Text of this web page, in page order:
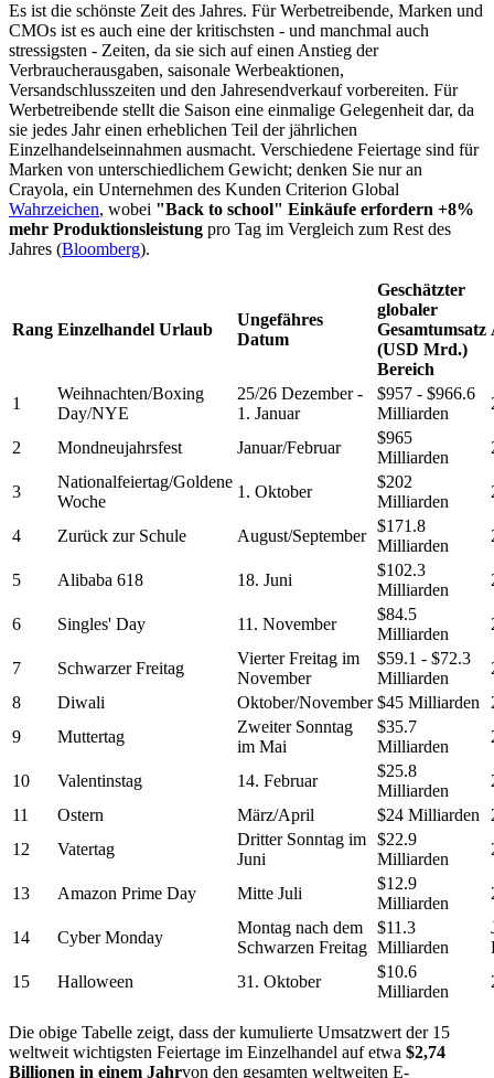
Es ist die schönste Zeit des Jahres. Für Werbetreibende, Marken und
CMOs ist es auch eine der kritischsten - und manchmal auch
stressigsten - Zeiten, da sie sich auf einen Anstieg der
Verbraucherausgaben, saisonale Werbeaktionen,
Versandschlusszeiten und den Jahresendverkauf vorbereiten. Für
Werbetreibende stellt die Saison eine einmalige Gelegenheit dar, da
sie jedes Jahr einen erheblichen Teil der jährlichen
Einzelhandelseinnahmen ausmacht. Verschiedene Feiertage sind für
Marken von unterschiedlichem Gewicht; denken Sie nur an
Crayola, ein Unternehmen des Kunden Criterion Global
Wahrzeichen, wobei "Back to school" Einkäufe erfordern +8%
mehr Produktionsleistung pro Tag im Vergleich zum Rest des
Jahres (Bloomberg).
Rang Einzelhandel Urlaub
Ungefähres
Datum
Geschätzter
globaler
Gesamtumsatz
(USD Mrd.)
Bereich
1
Weihnachten/Boxing
Day/NYE
25/26 Dezember -
1. Januar
$957 - $966.6
Milliarden
2 Mondneujahrsfest Januar/Februar
$965
Milliarden
3
Nationalfeiertag/Goldene
Woche
1. Oktober
$202
Milliarden
4 Zurück zur Schule August/September
$171.8
Milliarden
5 Alibaba 618 18. Juni
$102.3
Milliarden
6 Singles' Day 11. November
$84.5
Milliarden
7 Schwarzer Freitag
Vierter Freitag im
November
$59.1 - $72.3
Milliarden
8
Diwali Oktober/November $45 Milliarden
9
Muttertag
Zweiter Sonntag
im Mai
$35.7
Milliarden
10 Valentinstag 14. Februar
$25.8
Milliarden
11
Ostern März/April $24 Milliarden
12
Vatertag
Dritter Sonntag im
Juni
$22.9
Milliarden
13 Amazon Prime Day Mitte Juli
$12.9
Milliarden
14 Cyber Monday
Montag nach dem
Schwarzen Freitag
$11.3
Milliarden
15
Halloween 31. Oktober
$10.6
Milliarden
Die obige Tabelle zeigt, dass der kumulierte Umsatzwert der 15
weltweit wichtigsten Feiertage im Einzelhandel auf etwa $2,74
Billionen in einem Jahrvon den gesamten weltweiten E-